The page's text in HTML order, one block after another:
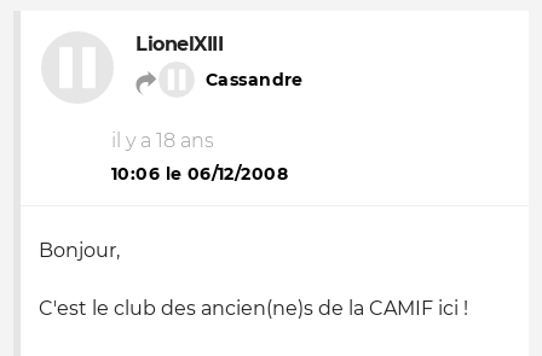
LionelXIII
Cassandre
il y a 18 ans
10:06 le 06/12/2008
Bonjour,
C'est le club des ancien(ne)s de la CAMIF ici !